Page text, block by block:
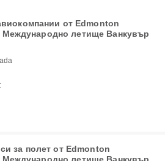
от Edmonton
летище Ванкувър
за полет от Edmonton